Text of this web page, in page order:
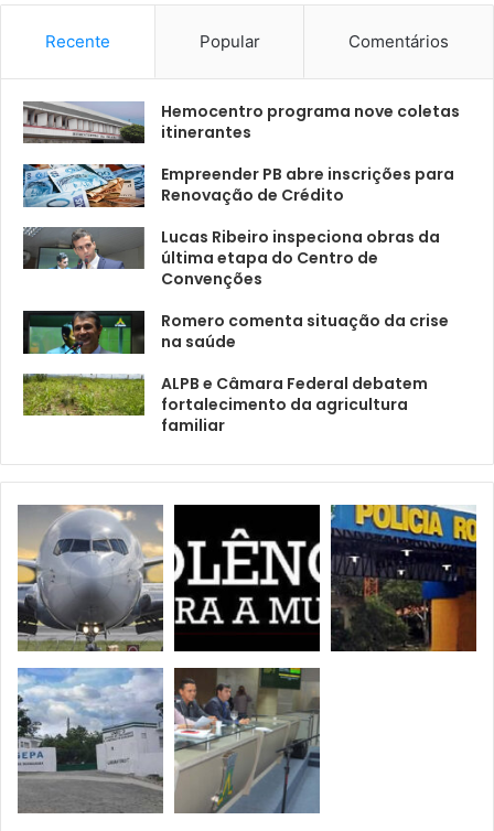
Recente Popular Comentários
Hemocentro programa nove coletas
itinerantes
Empreender PB abre inscrições para
Renovação de Crédito
Lucas Ribeiro inspeciona obras da
última etapa do Centro de
Convenções
Romero comenta situação da crise
na saúde
ALPB e Câmara Federal debatem
fortalecimento da agricultura
familiar